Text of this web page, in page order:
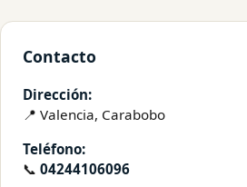
Contacto
Dirección:
📍 Valencia, Carabobo
Teléfono:
📞 04244106096